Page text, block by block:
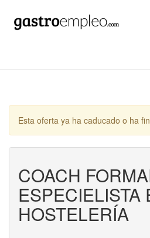
Esta oferta ya ha caducado o ha
COACH
ESPECIELISTA
HOSTELERÍA